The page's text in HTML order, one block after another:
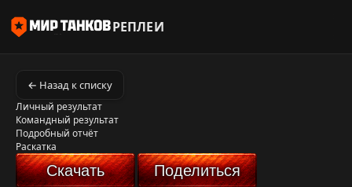
РЕПЛЕИ
← Назад к списку
Личный результат
Командный результат
Подробный отчёт
Раскатка
Скачать Поделиться